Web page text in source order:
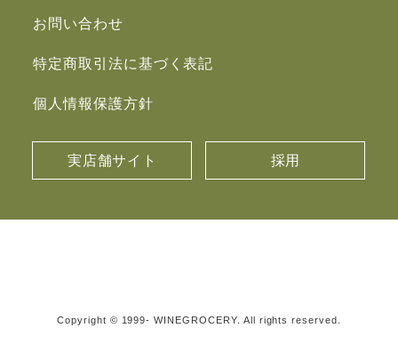
お問い合わせ
特定商取引法に基づく表記
個人情報保護方針
実店舗サイト 採用
Copyright © 1999- WINEGROCERY. All rights reserved.